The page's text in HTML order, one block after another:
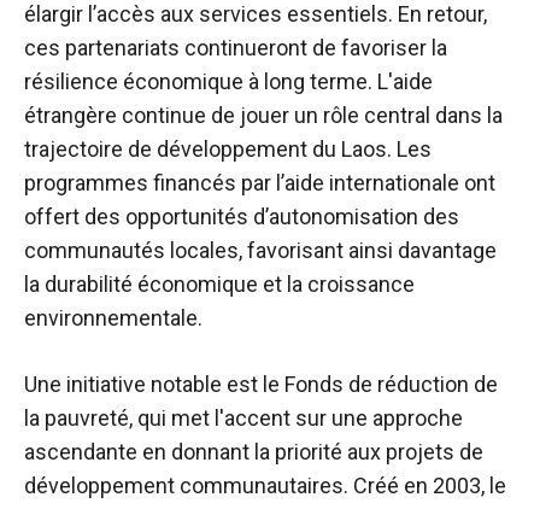
élargir l’accès aux services essentiels. En retour,
ces partenariats continueront de favoriser la
résilience économique à long terme. L'aide
étrangère continue de jouer un rôle central dans la
trajectoire de développement du Laos. Les
programmes financés par l’aide internationale ont
offert des opportunités d’autonomisation des
communautés locales, favorisant ainsi davantage
la durabilité économique et la croissance
environnementale.
Une initiative notable est le Fonds de réduction de
la pauvreté, qui met l'accent sur une approche
ascendante en donnant la priorité aux projets de
développement communautaires. Créé en 2003, le